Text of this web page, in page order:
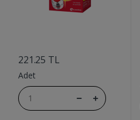
221.25 TL
Adet